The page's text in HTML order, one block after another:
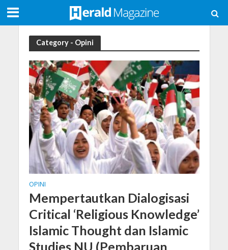
Category - Opini
OPINI
Mempertautkan Dialogisasi
Critical ‘Religious Knowledge’
Islamic Thought dan Islamic
Studies NU (Pembaruan